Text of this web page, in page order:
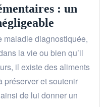
: un
maladie diagnostiquée,
la vie ou bien qu’il
il existe des aliments
préserver et soutenir
de lui donner un